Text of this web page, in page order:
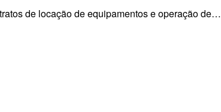
de locação de equipamentos e operação de…